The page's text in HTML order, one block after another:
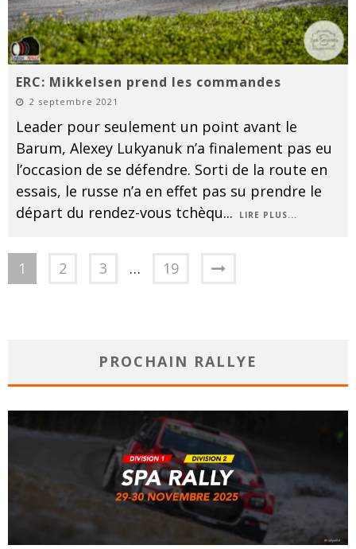
ERC: Mikkelsen prend les commandes
2 septembre 2021
Leader pour seulement un point avant le
Barum, Alexey Lukyanuk n’a finalement pas eu
l’occasion de se défendre. Sorti de la route en
essais, le russe n’a en effet pas su prendre le
départ du rendez-vous tchèqu... LIRE PLUS...
1 2 3 … 19
PROCHAIN RALLYE